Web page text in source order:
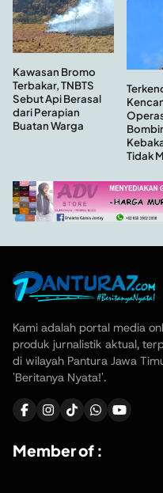
Kawasan Bromo
Terbakar, TNBTS
Sebut Api Berasal
dari Perapian
Buatan Warga
Tidak
Kami adalah portal media
produk jurnalistik aktual,
di wilayah Pantura Jawa
'Beritanya Nyata!'.
Member of :